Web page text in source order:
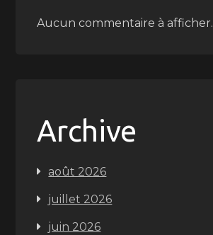
Aucun commentaire à afficher.
Archive
août 2026
juillet 2026
juin 2026